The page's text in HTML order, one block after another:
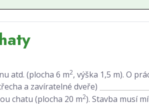
atd. (plocha 6 m2, výška 1,5 m). O
a zavíratelné dveře)
chatu (plocha 20 m2). Stavba musí